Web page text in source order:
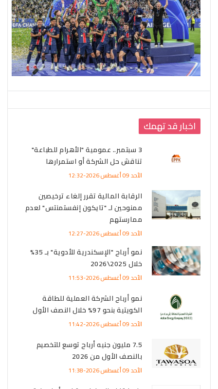
اخبار قد تهمك
3 سبتمبر.. عمومية "الأهرام للطباعة"
تناقش حل الشركة أو استمرارها
الأحد 09 أغسطس 2026-12:32
الرقابة المالية تقرر إلغاء ترخيصين
ممنوحين لـ "تايكون إنفستمنتس" لعدم
ممارستهم
الأحد 09 أغسطس 2026-12:27
نمو أرباح "الإسكندرية للأدوية" بـ 35%
خلال 2025\2026
الأحد 09 أغسطس 2026-11:53
نمو أرباح الشركة العملية للطاقة
الكويتية بنحو 97% خلال النصف الأول
الأحد 09 أغسطس 2026-11:42
7.5 مليون جنيه أرباح توسع للتخصيم
بالنصف الأول من 2026
الأحد 09 أغسطس 2026-11:38